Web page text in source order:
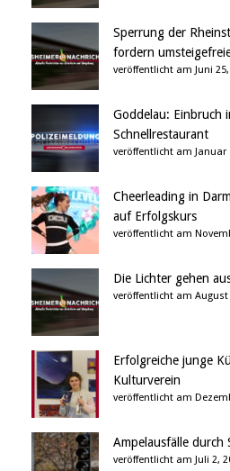
Sperrung der
fordern
veröffentlicht am Juni 25,
Goddelau: Einbruch
Schnellrestaurant
veröffentlicht am Januar
Cheerleading in
auf Erfolgskurs
veröffentlicht am
Die Lichter gehen
veröffentlicht am August
Erfolgreiche junge
Kulturverein
veröffentlicht am
Ampelausfälle durch
veröffentlicht am Juli 2,